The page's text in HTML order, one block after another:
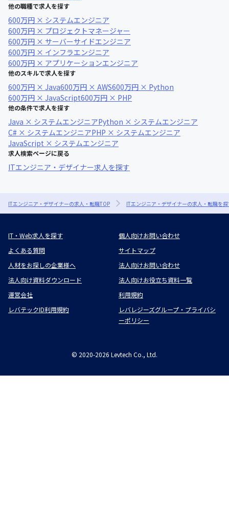
他の職種で求人を探す
600万円 × システムエンジニア
600万円 × プロジェクトマネージャー
600万円 × サーバーサイドエンジニア
600万円 × インフラエンジニア
600万円 × アプリケーションエンジニア
他のスキルで求人を探す
600万円 × Java600万円 × AWS600万円 × Python
600万円 × JavaScript600万円 × PHP
他の条件で求人を探す
Java × システムエンジニアPython × システムエンジニア
C# × システムエンジニアPHP × システムエンジニア
JavaScript × システムエンジニア
求人検索ページに戻る
ITエンジニア・デザイナー求人を探す
ITエンジニア・デザイナーの求人・転職TOP ITエンジニア・デザイナーの求人・転職を
IT・Web求人を探す
個人向けお問い合わせ
よくある質問
サイトマップ
人材をお探しの企業様へ
法人向けお問い合わせ
法人向け資料ダウンロード
法人向けお役立ち資料一覧
運営会社
利用規約
レバテックID利用規約
レバレジーズグループ・プライバシ
ーポリシー
© 2020-2026 Levtech Co., Ltd.